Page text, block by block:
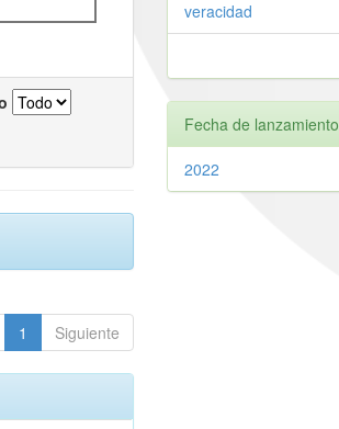
1 Siguiente
veracidad
Fecha de lanzamiento
2022